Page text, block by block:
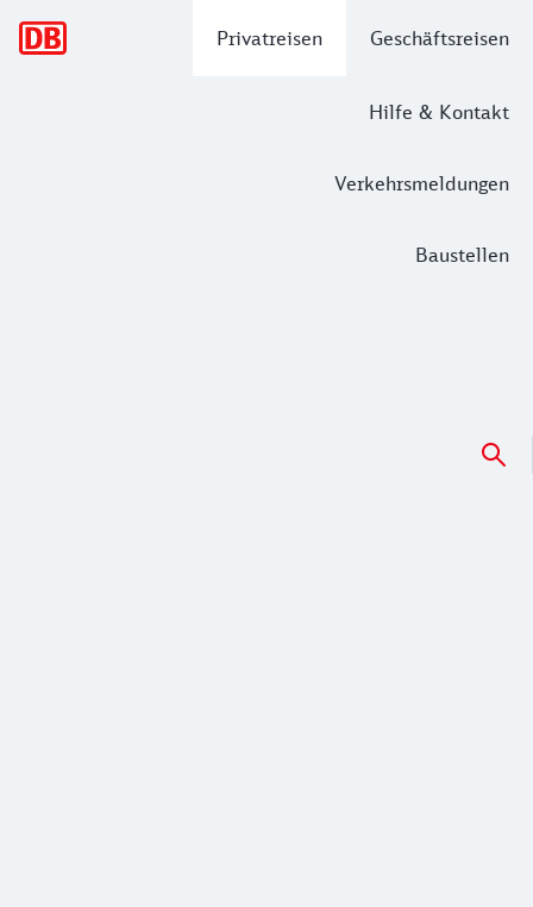
Privatreisen Geschäftsreisen
Hilfe & Kontakt
Verkehrsmeldungen
Baustellen